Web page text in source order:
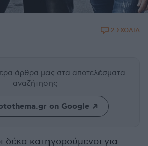
2 ΣΧΟΛΙΑ
άρθρα μας στα αποτελέσματα
αναζήτησης
on Google
δέκα κατηγορούμενοι για